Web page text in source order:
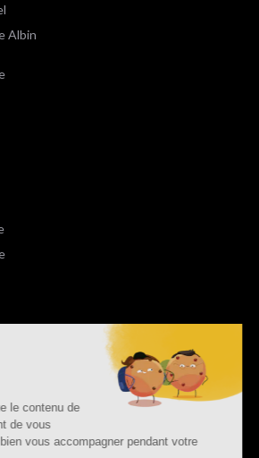
le contenu de
de vous
bien vous accompagner pendant votre
Albin